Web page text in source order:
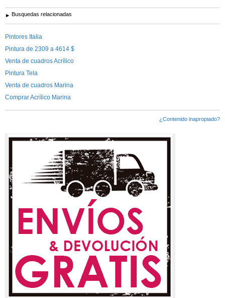
Busquedas relacionadas
Pintores Italia
Pintura de 2309 a 4614 $
Venta de cuadros Acrílico
Pintura Tela
Venta de cuadros Marina
Comprar Acrílico Marina
¿Contenido inapropiado?